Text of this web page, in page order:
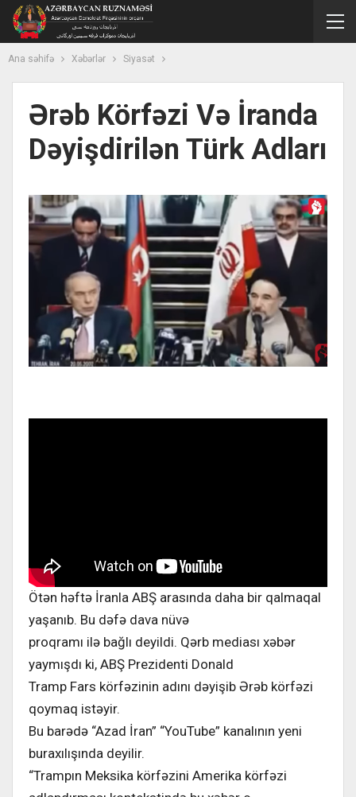
Ana səhifə Xəbərlər Siyasət
Ərəb Körfəzi Və İranda
Dəyişdirilən Türk Adları
Ötən həftə İranla ABŞ arasında daha bir qalmaqal
yaşanıb. Bu dəfə dava nüvə
proqramı ilə bağlı deyildi. Qərb mediası xəbər
yaymışdı ki, ABŞ Prezidenti Donald
Tramp Fars körfəzinin adını dəyişib Ərəb körfəzi
qoymaq istəyir.
Bu barədə “Azad İran” “YouTube” kanalının yeni
buraxılışında deyilir.
“Trampın Meksika körfəzini Amerika körfəzi